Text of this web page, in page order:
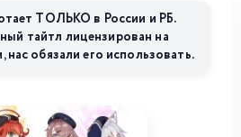
ТОЛЬКО в России и РБ.
тайтл лицензирован на
нас обязали его использовать.